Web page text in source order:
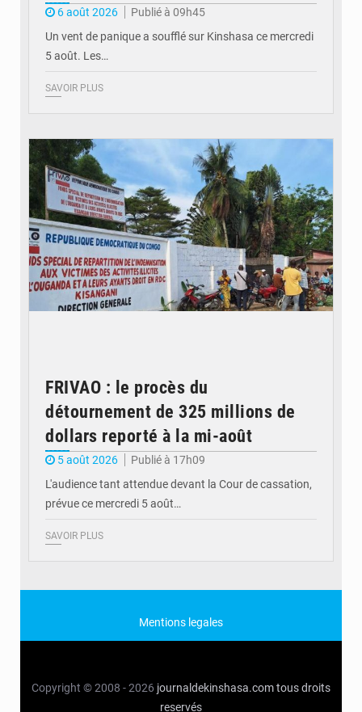
6 août 2026
Publié à 09h45
Un vent de panique a soufflé sur Kinshasa ce mercredi
5 août. Les…
SAVOIR PLUS
FRIVAO : le procès du
détournement de 325 millions de
dollars reporté à la mi-août
5 août 2026
Publié à 17h09
L'audience tant attendue devant la Cour de cassation,
prévue ce mercredi 5 août…
SAVOIR PLUS
Mentions legales
Copyright © 2008 - 2026 journaldekinshasa.comtous droits
reservés